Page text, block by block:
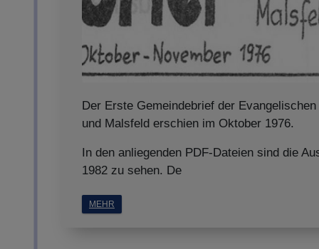
Der Erste Gemeindebrief der
und Malsfeld erschien im Oktober 1976.
In den anliegenden PDF-Dateien sind die
1982 zu sehen. De
MEHR